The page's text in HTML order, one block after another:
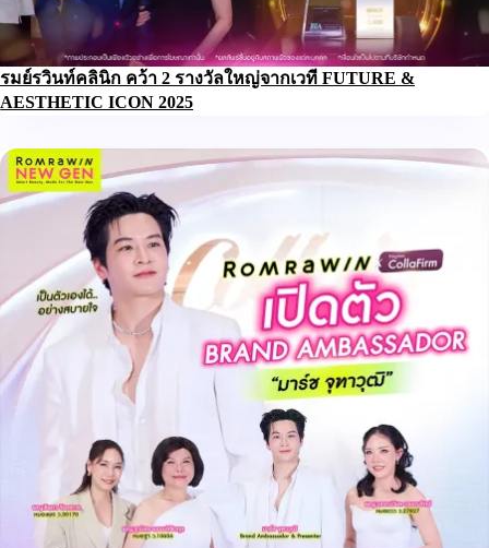
รมย์รวินท์คลินิก คว้า 2 รางวัลใหญ่จากเวที FUTURE &
AESTHETIC ICON 2025